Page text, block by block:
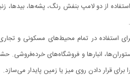
از دو لامپ بنفش رنگ، پشه‌ها، بیدها،
در تمام محیط‌های مسکونی و تجاری
قرار دادن روی میز یا زمین پایدار می‌سازد.